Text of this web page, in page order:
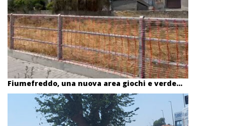
Fiumefreddo, una nuova area giochi e verde...